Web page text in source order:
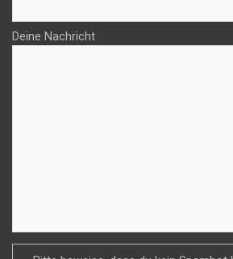
Deine Nachricht